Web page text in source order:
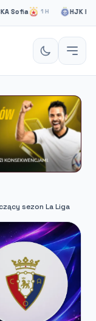
1H HJK
sezon La Liga